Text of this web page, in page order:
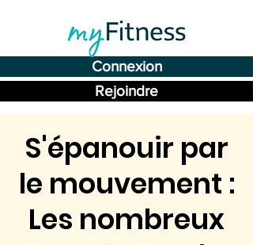
Connexion
Rejoindre
S'épanouir par
le mouvement :
Les nombreux